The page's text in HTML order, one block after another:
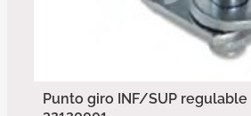
Punto giro INF/SUP regulable